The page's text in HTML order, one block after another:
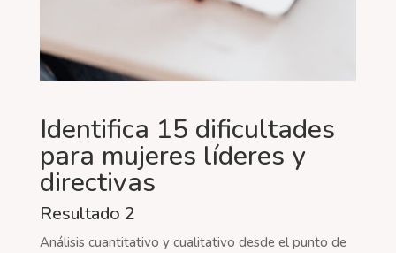
Identifica 15 dificultades
para mujeres líderes y
directivas
Resultado 2
Análisis cuantitativo y cualitativo desde el punto de